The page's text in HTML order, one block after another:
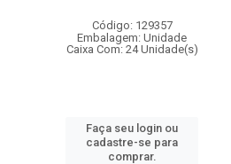
Código: 129357
Embalagem: Unidade
Caixa Com: 24 Unidade(s)
Faça seu login ou
cadastre-se para
comprar.